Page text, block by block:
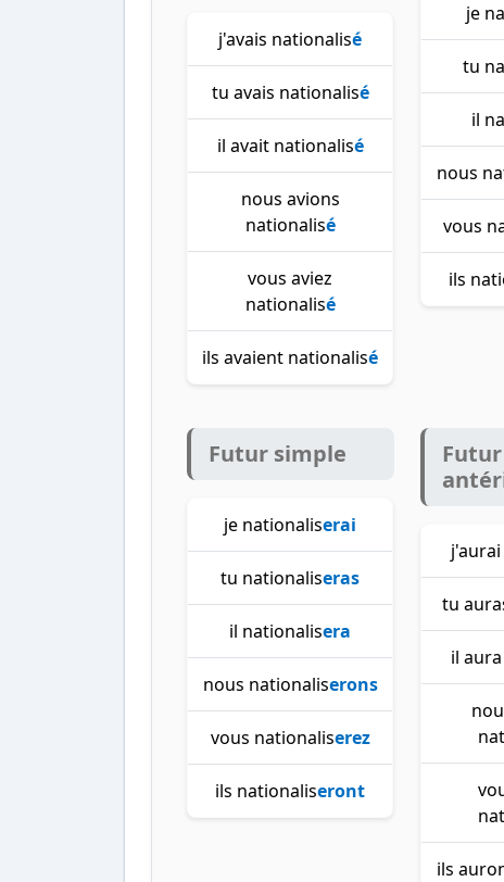
j'avais nationalisé
tu avais nationalisé
il avait nationalisé
nous avions
nationalisé
vous aviez
nationalisé
ils avaient nationalisé
je
tu
il
nous
vous
ils
Futur simple
je nationaliserai
tu nationaliseras
il nationalisera
nous nationaliserons
vous nationaliserez
ils nationaliseront
Futur
tu
il
ils